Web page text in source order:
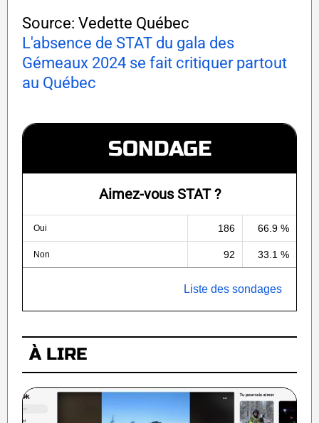
Source: Vedette Québec
L'absence de STAT du gala des
Gémeaux 2024 se fait critiquer partout
au Québec
SONDAGE
Aimez-vous STAT ?
Oui 186 66.9 %
Non 92 33.1 %
Liste des sondages
À LIRE